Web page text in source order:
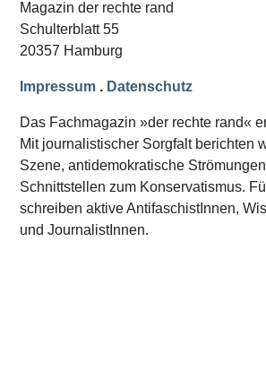
Schwerpunkt zur USA und Faschist Trump
Schwerpunkt »Identitäre Bewegung«
Schwerpunkt »Reichsbürger«
Ausgaben Übersicht
Ausgabe 221
Ausgabe 220
Ausgabe 219
Ausgabe 217
Ausgabe 216
Magazin der rechte rand
Schulterblatt 55
20357 Hamburg
Impressum . Datenschutz
Das Fachmagazin »der rechte rand«
Mit journalistischer Sorgfalt berichten
Szene, antidemokratische
Schnittstellen zum Konservatismus.
schreiben aktive AntifaschistInnen,
und JournalistInnen.